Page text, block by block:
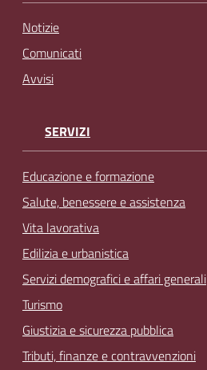
Notizie
Comunicati
Avvisi
SERVIZI
Educazione e formazione
Salute, benessere e assistenza
Vita lavorativa
Edilizia e urbanistica
Servizi demografici e affari generali
Turismo
Giustizia e sicurezza pubblica
Tributi, finanze e contravvenzioni